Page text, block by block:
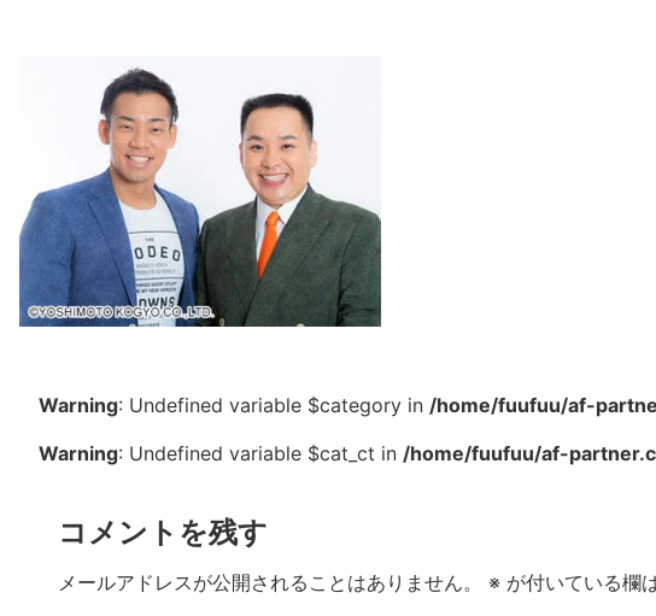
Warning: Undefined variable $category in /home/fuufuu/af-
Warning: Undefined variable $cat_ct in /home/fuufuu/af-
コメントを残す
メールアドレスが公開されることはありません。 ※ が付いている欄